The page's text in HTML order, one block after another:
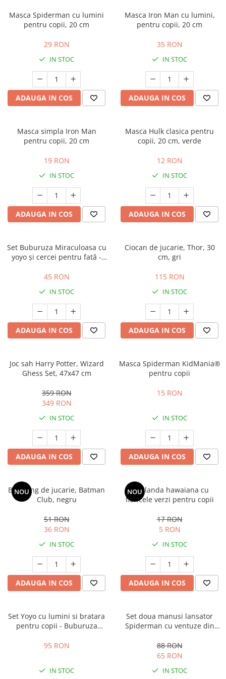
Costume Vrajitoare Copii
Costume pentru Halloween
Costume Populare
Pinata petreceri
Masca Spiderman cu lumini
pentru copii, 20 cm
29 RON
IN STOC
ADAUGA IN COS
Masca Iron Man cu lumini,
pentru copii, 20 cm
35 RON
IN STOC
ADAUGA IN COS
Masca simpla Iron Man
pentru copii, 20 cm
19 RON
IN STOC
ADAUGA IN COS
Masca Hulk clasica pentru
copii, 20 cm, verde
12 RON
IN STOC
ADAUGA IN COS
Set Buburuza Miraculoasa cu
yoyo și cercei pentru fată -
45 RON
IN STOC
ADAUGA IN COS
Ciocan de jucarie, Thor, 30
cm, gri
115 RON
IN STOC
ADAUGA IN COS
Joc sah Harry Potter, Wizard
Ghess Set, 47x47 cm
359 RON
349 RON
IN STOC
ADAUGA IN COS
Masca Spiderman KidMania®
pentru copii
15 RON
IN STOC
ADAUGA IN COS
NOU
Batarang de jucarie, Batman
Club, negru
51 RON
36 RON
IN STOC
ADAUGA IN COS
NOU
Ghirlanda hawaiana cu
floricele verzi pentru copii
17 RON
5 RON
IN STOC
ADAUGA IN COS
Set Yoyo cu lumini si bratara
pentru copii - Buburuza
95 RON
IN STOC
Set doua manusi lansator
Spiderman cu ventuze din
copii
88 RON
65 RON
IN STOC